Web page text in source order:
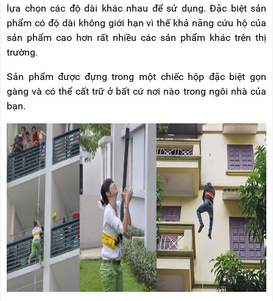
lựa chọn các độ dài khác nhau để sử dụng. Đặc biệt sản
phẩm có độ dài không giới hạn vì thế khả năng cứu hộ của
sản phẩm cao hơn rất nhiều các sản phẩm khác trên thị
trường.
Sản phẩm được đựng trong một chiếc hộp đặc biệt gọn
gàng và có thể cất trữ ở bất cứ nơi nào trong ngôi nhà của
bạn.